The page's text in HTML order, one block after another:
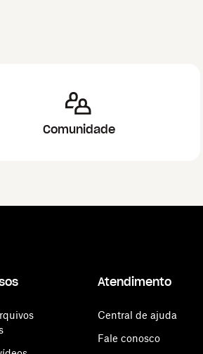
Comunidade
Atendimento
Central de ajuda
Fale conosco